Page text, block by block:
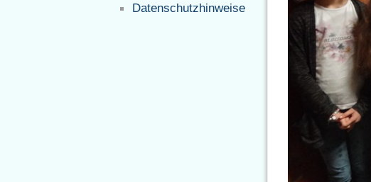
Datenschutzhinweise